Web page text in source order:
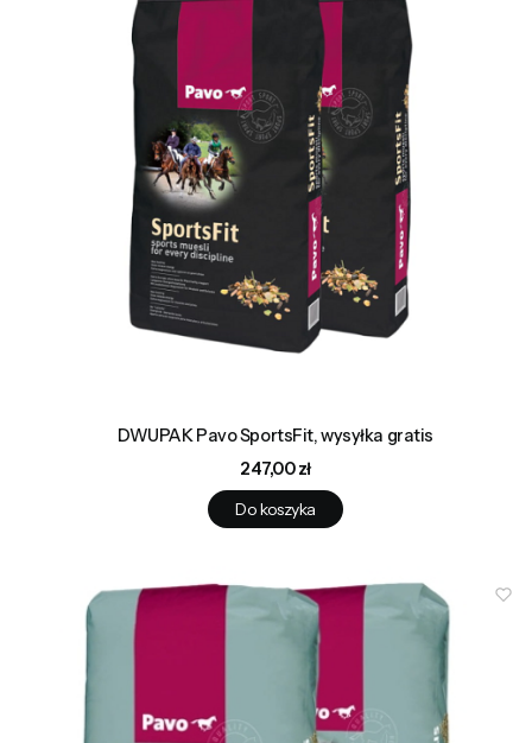
DWUPAK Pavo SportsFit, wysyłka gratis
Cena
247,00 zł
Do koszyka